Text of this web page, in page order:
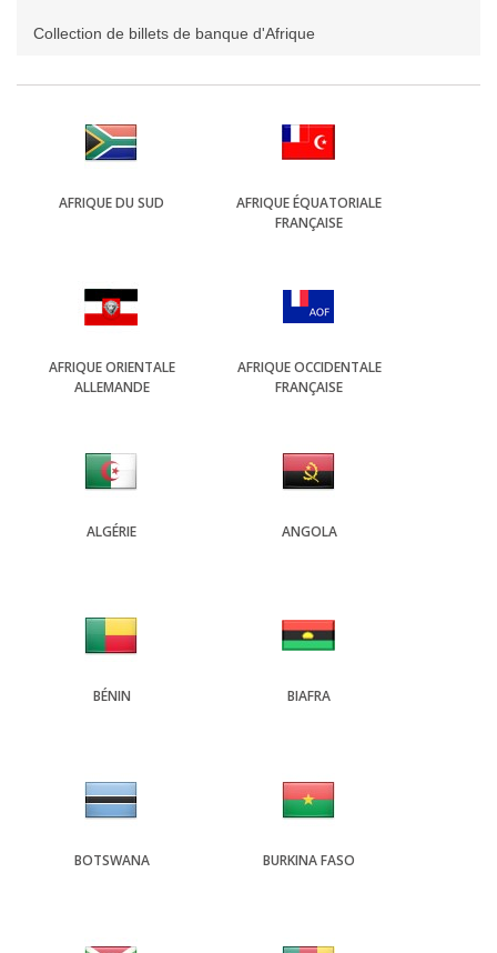
Collection de billets de banque d'Afrique
AFRIQUE DU SUD
AFRIQUE ÉQUATORIALE
FRANÇAISE
AFRIQUE ORIENTALE
ALLEMANDE
AFRIQUE OCCIDENTALE
FRANÇAISE
ALGÉRIE ANGOLA
BÉNIN BIAFRA
BOTSWANA BURKINA FASO